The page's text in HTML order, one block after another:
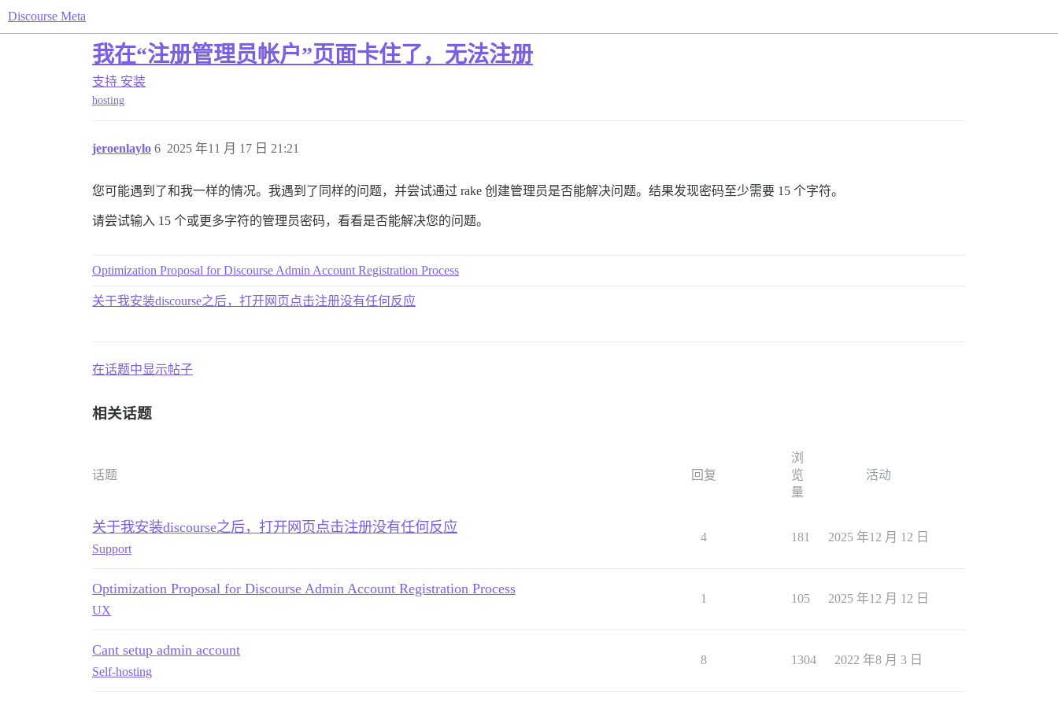
Discourse Meta
我在“注册管理员帐户”页面卡住了，无法注册
支持 安装
hosting
jeroenlaylo 2025 年11 月 17 日 21:21
6
您可能遇到了和我一样的情况。我遇到了同样的问题，并尝试通过 rake 创建管理员是否能解决问题。结果发现密码至少需要 15 个字符。
请尝试输入 15 个或更多字符的管理员密码，看看是否能解决您的问题。
Optimization Proposal for Discourse Admin Account Registration Process
关于我安装discourse之后，打开网页点击注册没有任何反应
在话题中显示帖子
相关话题
话题 回复
浏
览
量
活动
关于我安装discourse之后，打开网页点击注册没有任何反应
Support
4 181 2025 年12 月 12 日
Optimization Proposal for Discourse Admin Account Registration Process
UX
1 105 2025 年12 月 12 日
Cant setup admin account
Self-hosting
8 1304 2022 年8 月 3 日